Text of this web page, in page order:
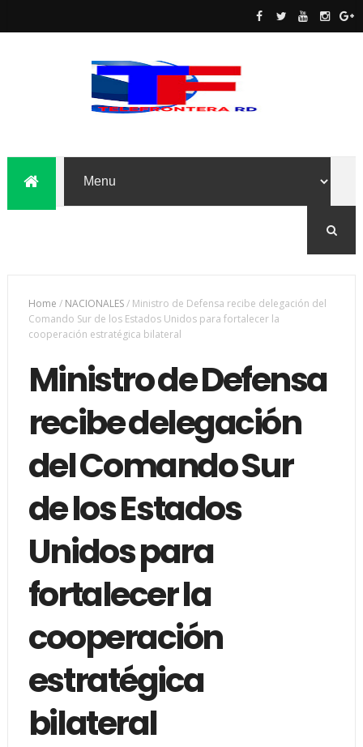
Home / NACIONALES/ Ministro de Defensa recibe delegación del
Comando Sur de los Estados Unidos para fortalecer la
cooperación estratégica bilateral
Ministro de Defensa
recibe delegación
del Comando Sur
de los Estados
Unidos para
fortalecer la
cooperación
estratégica
bilateral